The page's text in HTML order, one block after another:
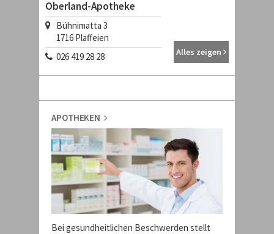
Oberland-Apotheke
Bühnimatta 3
1716 Plaffeien
026 419 28 28
Alles zeigen
APOTHEKEN
Bei gesundheitlichen Beschwerden stellt